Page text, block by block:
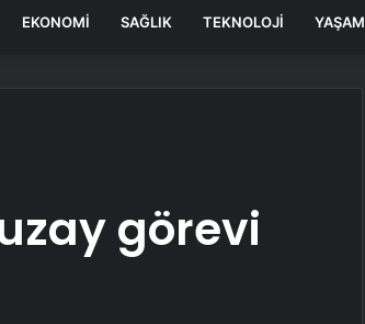
EKONOMI SAĞLIK TEKNOLOJI YAŞAM
görevi